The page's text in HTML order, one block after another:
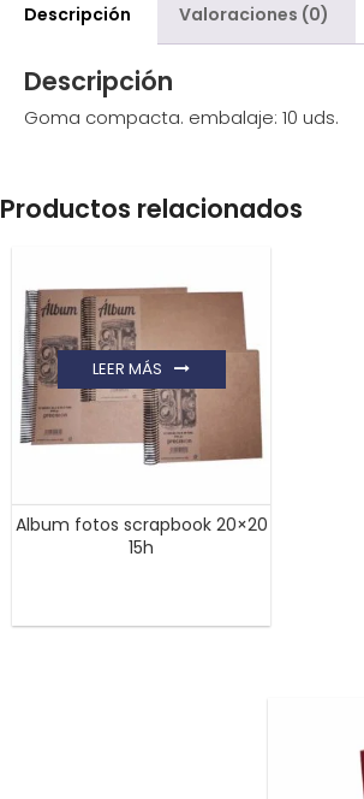
Descripción Valoraciones (0)
Descripción
Goma compacta. embalaje: 10 uds.
Productos relacionados
Album fotos scrapbook 20×20
15h
LEER MÁS